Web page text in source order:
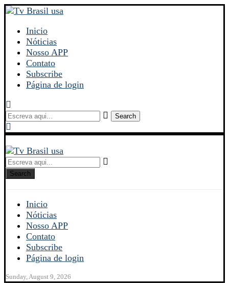
Inicio
Nóticias
Nosso APP
Contato
Subscribe
Página de login
Search
Search
Inicio
Nóticias
Nosso APP
Contato
Subscribe
Página de login
Sunday, August 9, 2026